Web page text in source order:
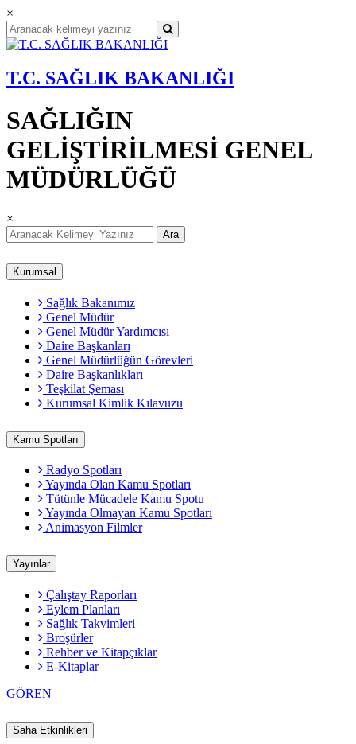
×
T.C. SAĞLIK BAKANLIĞI
SAĞLIĞIN
GELİŞTİRİLMESİ GENEL
MÜDÜRLÜĞÜ
×
Ara
Kurumsal
Sağlık Bakanımız
Genel Müdür
Genel Müdür Yardımcısı
Daire Başkanları
Genel Müdürlüğün Görevleri
Daire Başkanlıkları
Teşkilat Şeması
Kurumsal Kimlik Kılavuzu
Kamu Spotları
Radyo Spotları
Yayında Olan Kamu Spotları
Tütünle Mücadele Kamu Spotu
Yayında Olmayan Kamu Spotları
Animasyon Filmler
Yayınlar
Çalıştay Raporları
Eylem Planları
Sağlık Takvimleri
Broşürler
Rehber ve Kitapçıklar
E-Kitaplar
GÖREN
Saha Etkinlikleri